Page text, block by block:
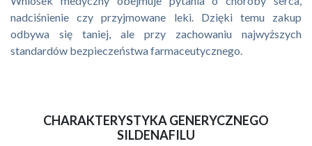
nadciśnienie czy przyjmowane leki. Dzięki temu zakup
odbywa się taniej, ale przy zachowaniu najwyższych
standardów bezpieczeństwa farmaceutycznego.
CHARAKTERYSTYKA GENERYCZNEGO
SILDENAFILU